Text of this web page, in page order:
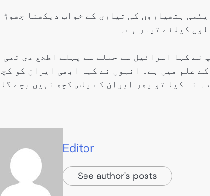
ہتھیاروں کی تیاری کے خواب دیکھنا چھوڑ
کیلئے تیار ہے۔
کہا اسرائیل سے حملے سے پہلے اطلاع دی تھی
علم میں ہے۔ انہوں نے کہا ابھی ایران کو
نہ کیا تو پھر ایران کے پاس کچھ نہیں بچے
Editor
See author's posts